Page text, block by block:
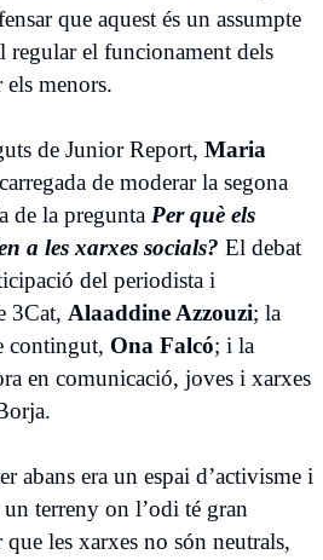
que aquest és un assumpte
regular el funcionament dels
menors.
de Junior Report, Maria
de moderar la segona
de la pregunta Per què els
a les xarxes socials? El debat
del periodista i
3Cat, Alaaddine Azzouzi; la
contingut, Ona Falcó; i la
en comunicació, joves i xarxes
abans era un espai d’activisme i
un terreny on l’odi té gran
les xarxes no són neutrals,